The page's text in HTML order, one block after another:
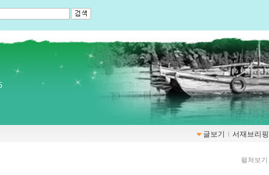
글보기 ｌ 서재브리핑
펼쳐보기